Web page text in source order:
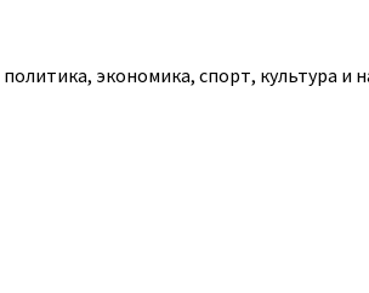
экономика, спорт, культура и